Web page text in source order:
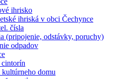
ihrisko
ihriská v obci Čechynce
čísla
(pripojenie, odstávky, poruchy)
odpadov
kultúrneho domu